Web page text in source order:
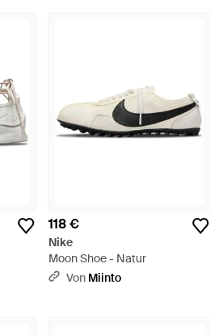
118 €
Nike
Moon Shoe - Natur
Von Miinto